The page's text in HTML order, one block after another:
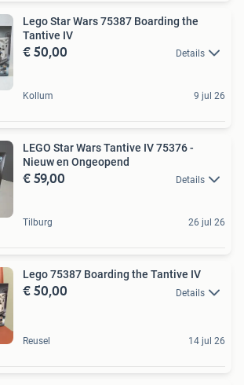
Lego Star Wars 75387 Boarding the
Tantive IV
€ 50,00 Details
Kollum 9 jul 26
LEGO Star Wars Tantive IV 75376 -
Nieuw en Ongeopend
€ 59,00 Details
Tilburg 26 jul 26
Lego 75387 Boarding the Tantive IV
€ 50,00 Details
Reusel 14 jul 26